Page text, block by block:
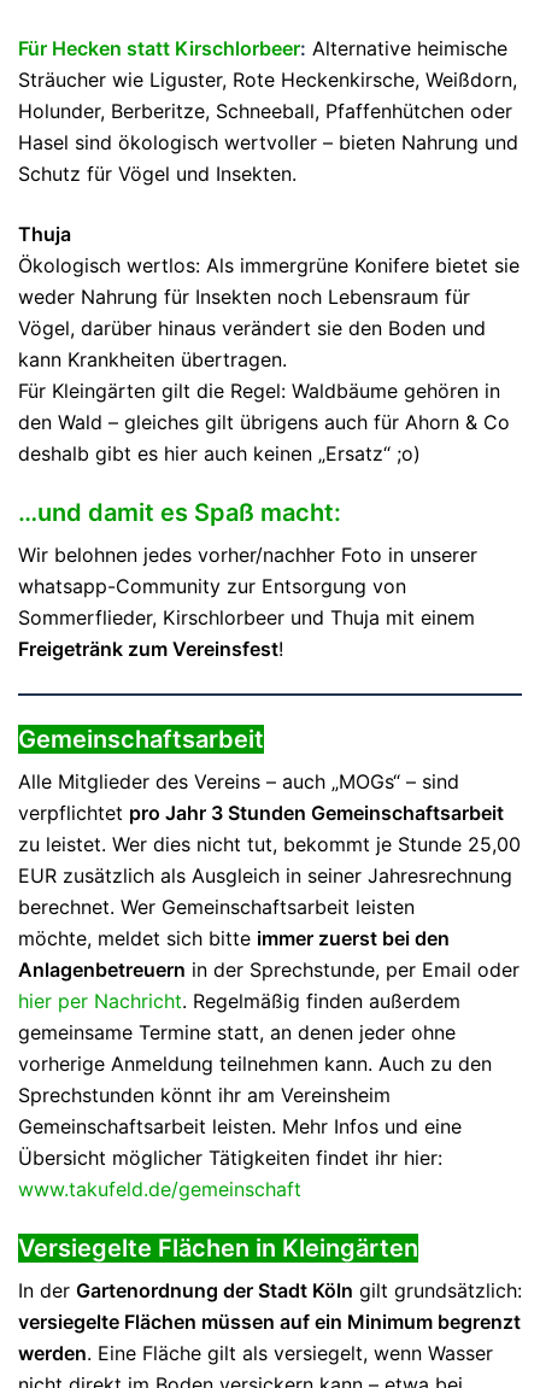
Für Hecken statt Kirschlorbeer: Alternative heimische
Sträucher wie Liguster, Rote Heckenkirsche, Weißdorn,
Holunder, Berberitze, Schneeball, Pfaffenhütchen oder
Hasel sind ökologisch wertvoller – bieten Nahrung und
Schutz für Vögel und Insekten.
Thuja
Ökologisch wertlos: Als immergrüne Konifere bietet sie
weder Nahrung für Insekten noch Lebensraum für
Vögel, darüber hinaus verändert sie den Boden und
kann Krankheiten übertragen.
Für Kleingärten gilt die Regel: Waldbäume gehören in
den Wald – gleiches gilt übrigens auch für Ahorn & Co
deshalb gibt es hier auch keinen „Ersatz“ ;o)
…und damit es Spaß macht:
Wir belohnen jedes vorher/nachher Foto in unserer
whatsapp-Community zur Entsorgung von
Sommerflieder, Kirschlorbeer und Thuja mit einem
Freigetränk zum Vereinsfest!
Gemeinschaftsarbeit
Alle Mitglieder des Vereins – auch „MOGs“ – sind
verpflichtet pro Jahr 3 Stunden Gemeinschaftsarbeit
zu leistet. Wer dies nicht tut, bekommt je Stunde 25,00
EUR zusätzlich als Ausgleich in seiner Jahresrechnung
berechnet. Wer Gemeinschaftsarbeit leisten
möchte, meldet sich bitte immer zuerst bei den
Anlagenbetreuern in der Sprechstunde, per Email oder
hier per Nachricht. Regelmäßig finden außerdem
gemeinsame Termine statt, an denen jeder ohne
vorherige Anmeldung teilnehmen kann. Auch zu den
Sprechstunden könnt ihr am Vereinsheim
Gemeinschaftsarbeit leisten. Mehr Infos und eine
Übersicht möglicher Tätigkeiten findet ihr hier:
www.takufeld.de/gemeinschaft
Versiegelte Flächen in Kleingärten
In der Gartenordnung der Stadt Köln gilt grundsätzlich:
versiegelte Flächen müssen auf ein Minimum begrenzt
werden. Eine Fläche gilt als versiegelt, wenn Wasser